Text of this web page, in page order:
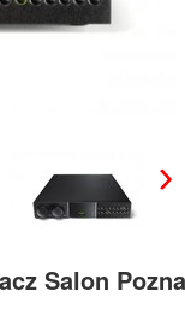
Salon